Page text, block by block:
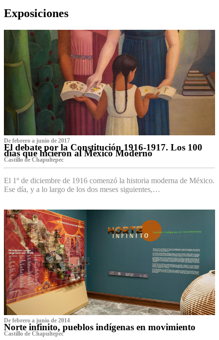
Exposiciones
De febrero a junio de 2017
El debate por la Constitución 1916-1917. Los 100
días que hicieron al México Moderno
Castillo de Chapultepec
El 1º de diciembre de 1916 comenzó la historia moderna de México.
Ese día, y a lo largo de los dos meses siguientes,…
De febrero a junio de 2014
Norte infinito, pueblos indígenas en movimiento
Castillo de Chapultepec